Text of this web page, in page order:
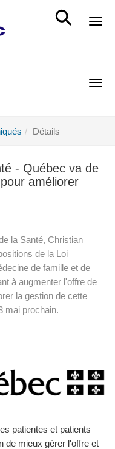
Détails
- Québec va de
améliorer
la Santé, Christian
de la Loi
de famille et de
à augmenter l'offre de
la gestion de cette
mai prochain.
patientes et patients
de mieux gérer l'offre et